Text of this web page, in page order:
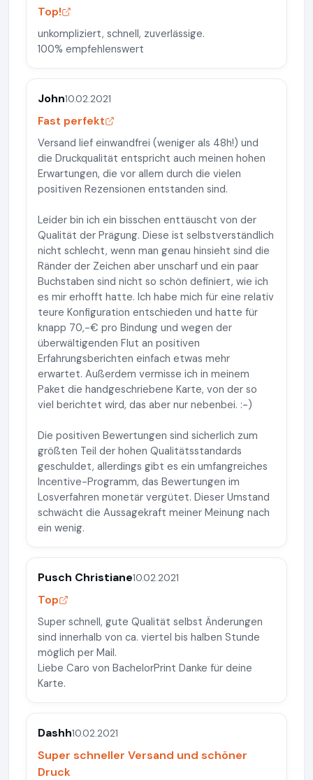
Top!
unkompliziert, schnell, zuverlässige.
100% empfehlenswert
John10.02.2021
Fast perfekt
Versand lief einwandfrei (weniger als 48h!) und
die Druckqualität entspricht auch meinen hohen
Erwartungen, die vor allem durch die vielen
positiven Rezensionen entstanden sind.
Leider bin ich ein bisschen enttäuscht von der
Qualität der Prägung. Diese ist selbstverständlich
nicht schlecht, wenn man genau hinsieht sind die
Ränder der Zeichen aber unscharf und ein paar
Buchstaben sind nicht so schön definiert, wie ich
es mir erhofft hatte. Ich habe mich für eine relativ
teure Konfiguration entschieden und hatte für
knapp 70,-€ pro Bindung und wegen der
überwältigenden Flut an positiven
Erfahrungsberichten einfach etwas mehr
erwartet. Außerdem vermisse ich in meinem
Paket die handgeschriebene Karte, von der so
viel berichtet wird, das aber nur nebenbei. :-)
Die positiven Bewertungen sind sicherlich zum
größten Teil der hohen Qualitätsstandards
geschuldet, allerdings gibt es ein umfangreiches
Incentive-Programm, das Bewertungen im
Losverfahren monetär vergütet. Dieser Umstand
schwächt die Aussagekraft meiner Meinung nach
ein wenig.
Pusch Christiane10.02.2021
Top
Super schnell, gute Qualität selbst Änderungen
sind innerhalb von ca. viertel bis halben Stunde
möglich per Mail.
Liebe Caro von BachelorPrint Danke für deine
Karte.
Dashh10.02.2021
Super schneller Versand und schöner
Druck